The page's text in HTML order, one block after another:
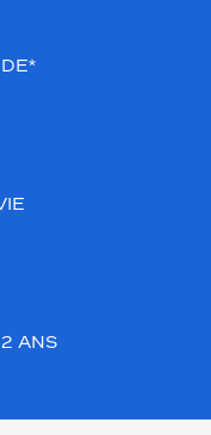
ANS